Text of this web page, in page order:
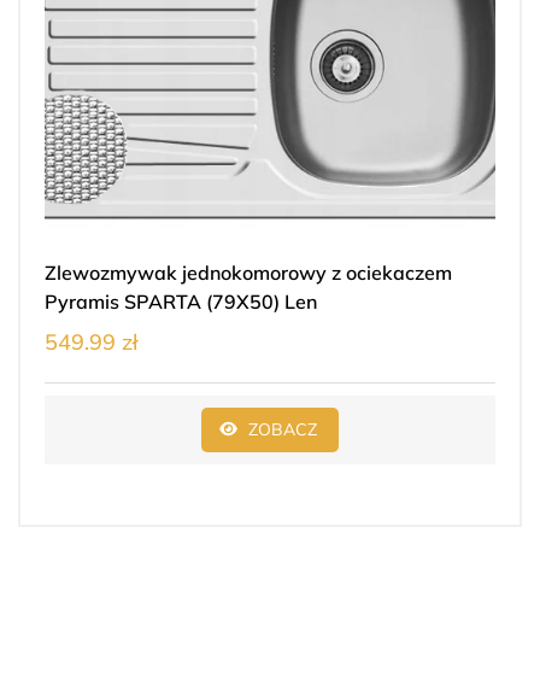
Zlewozmywak jednokomorowy z ociekaczem
Pyramis SPARTA (79X50) Len
549.99 zł
ZOBACZ